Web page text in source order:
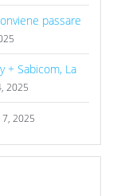
passare
+ Sabicom, La
2025
2025